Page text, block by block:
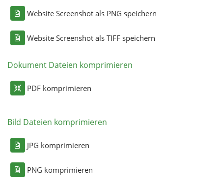
Website Screenshot als PNG speichern
Website Screenshot als TIFF speichern
Dokument Dateien komprimieren
PDF komprimieren
Bild Dateien komprimieren
JPG komprimieren
PNG komprimieren